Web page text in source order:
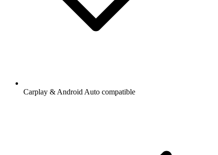
Carplay & Android Auto compatible